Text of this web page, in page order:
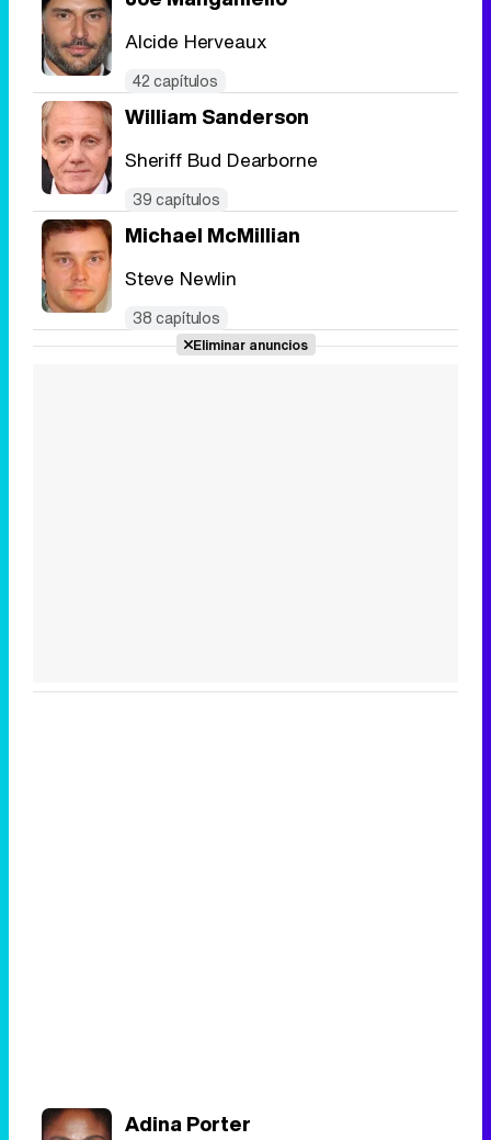
Alcide Herveaux
42 capítulos
William Sanderson
Sheriff Bud Dearborne
39 capítulos
Michael McMillian
Steve Newlin
38 capítulos
Eliminar anuncios
Adina Porter